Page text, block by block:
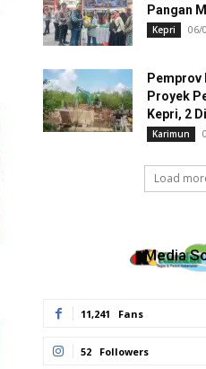
Pangan
Kepri 06/
Pemprov
Proyek
Kepri, 2
Karimun
Load
Media
11,241 Fans
52 Followers